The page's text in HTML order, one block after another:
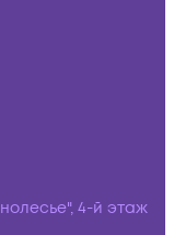
4-й этаж